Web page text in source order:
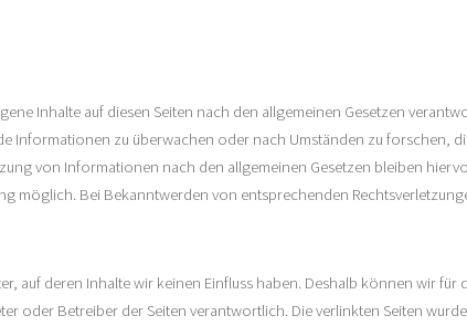
Inhalte auf diesen Seiten nach den allgemeinen Gesetzen
Informationen zu überwachen oder nach Umständen zu forschen,
von Informationen nach den allgemeinen Gesetzen bleiben
möglich. Bei Bekanntwerden von entsprechenden
auf deren Inhalte wir keinen Einfluss haben. Deshalb können wir
oder Betreiber der Seiten verantwortlich. Die verlinkten Seiten